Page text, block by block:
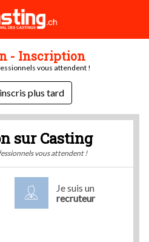
- Inscription
vous attendent !
plus tard
sur Casting
vous attendent !
Je suis un
recruteur